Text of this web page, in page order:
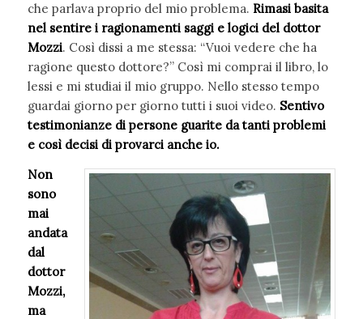
che parlava proprio del mio problema. Rimasi basita
nel sentire i ragionamenti saggi e logici del dottor
Mozzi. Così dissi a me stessa: “Vuoi vedere che ha
ragione questo dottore?” Così mi comprai il libro, lo
lessi e mi studiai il mio gruppo. Nello stesso tempo
guardai giorno per giorno tutti i suoi video. Sentivo
testimonianze di persone guarite da tanti problemi
e così decisi di provarci anche io.
Non
sono
mai
andata
dal
dottor
Mozzi,
ma